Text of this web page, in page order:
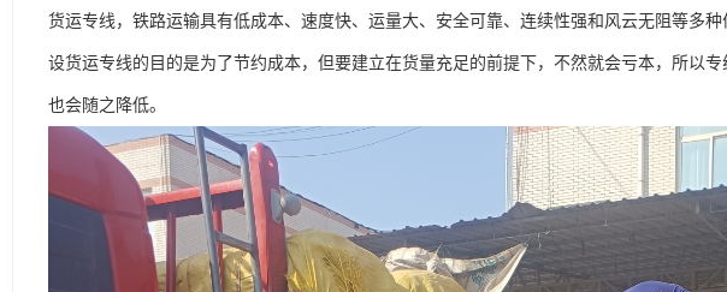
货运专线，铁路运输具有低成本、速度快、运量大、安全可靠、连续性强和风云无阻等多
设货运专线的目的是为了节约成本，但要建立在货量充足的前提下，不然就会亏本，所以
也会随之降低。